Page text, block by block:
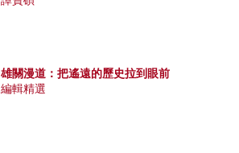
雄關漫道：把遙遠的歷史拉到眼前
編輯精選